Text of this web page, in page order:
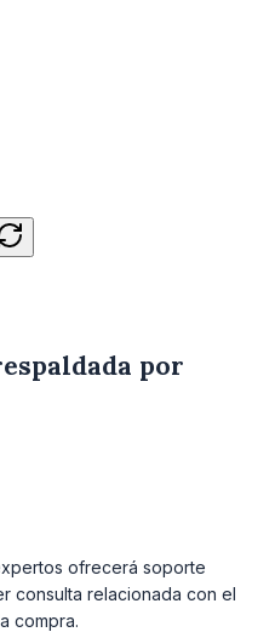
por
ofrecerá soporte
consulta relacionada con el
compra.